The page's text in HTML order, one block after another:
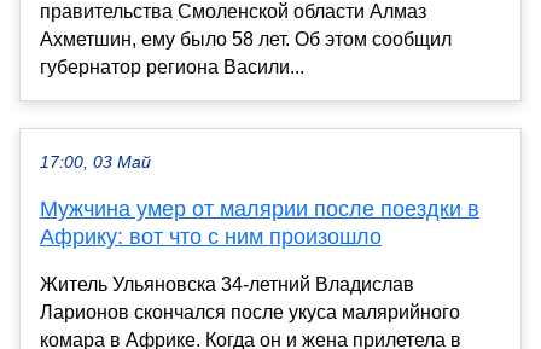
правительства Смоленской области Алмаз
Ахметшин, ему было 58 лет. Об этом сообщил
губернатор региона Васили...
17:00, 03 Май
Мужчина умер от малярии после поездки в
Африку: вот что с ним произошло
Житель Ульяновска 34-летний Владислав
Ларионов скончался после укуса малярийного
комара в Африке. Когда он и жена прилетела в